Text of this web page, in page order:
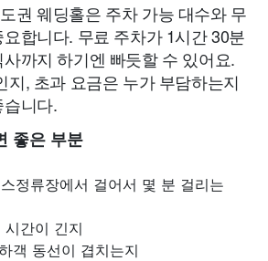
권 웨딩홀은 주차 가능 대수와 무
합니다. 무료 주차가 1시간 30분
까지 하기엔 빠듯할 수 있어요.
지, 초과 요금은 누가 부담하는지
습니다.
좋은 부분
정류장에서 걸어서 몇 분 걸리는
시간이 긴지
객 동선이 겹치는지